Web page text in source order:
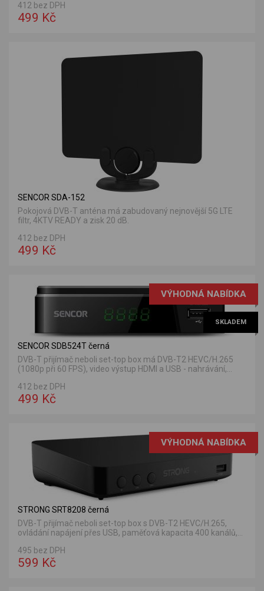
412 bez DPH
499 Kč
SENCOR SDA-152
Pokojová DVB-T anténa má zabudovaný nejnovější 5G LTE
filtr, 4KTV READY a zisk 20 dB.
412 bez DPH
499 Kč
VÝHODNÁ NABÍDKA
SKLADEM
SENCOR SDB524T černá
DVB-T přijímač neboli set-top box má DVB-T2 HEVC/H.265
(1080p při 60 FPS), video výstup HDMI a USB - nahrávání,...
412 bez DPH
499 Kč
VÝHODNÁ NABÍDKA
STRONG SRT8208 černá
DVB-T přijímač neboli set-top box s DVB-T2 HEVC/H.265,
ovládání napájení přes USB, paměťová kapacita 400 kanálů,...
495 bez DPH
599 Kč